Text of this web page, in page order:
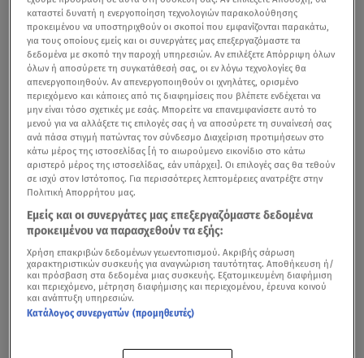
καταστεί δυνατή η ενεργοποίηση τεχνολογιών παρακολούθησης
προκειμένου να υποστηριχθούν οι σκοποί που εμφανίζονται παρακάτω,
για τους οποίους εμείς και οι συνεργάτες μας επεξεργαζόμαστε τα
δεδομένα με σκοπό την παροχή υπηρεσιών. Αν επιλέξετε Απόρριψη όλων
όλων ή αποσύρετε τη συγκατάθεσή σας, οι εν λόγω τεχνολογίες θα
απενεργοποιηθούν. Αν απενεργοποιηθούν οι ιχνηλάτες, ορισμένο
περιεχόμενο και κάποιες από τις διαφημίσεις που βλέπετε ενδέχεται να
μην είναι τόσο σχετικές με εσάς. Μπορείτε να επανεμφανίσετε αυτό το
μενού για να αλλάξετε τις επιλογές σας ή να αποσύρετε τη συναίνεσή σας
ανά πάσα στιγμή πατώντας τον σύνδεσμο Διαχείριση προτιμήσεων στο
κάτω μέρος της ιστοσελίδας [ή το αιωρούμενο εικονίδιο στο κάτω
αριστερό μέρος της ιστοσελίδας, εάν υπάρχει]. Οι επιλογές σας θα τεθούν
σε ισχύ στον Ιστότοπος. Για περισσότερες λεπτομέρειες ανατρέξτε στην
Πολιτική Απορρήτου μας.
Εμείς και οι συνεργάτες μας επεξεργαζόμαστε δεδομένα
προκειμένου να παρασχεθούν τα εξής:
Χρήση επακριβών δεδομένων γεωεντοπισμού. Ακριβής σάρωση
χαρακτηριστικών συσκευής για αναγνώριση ταυτότητας. Αποθήκευση ή/
και πρόσβαση στα δεδομένα μιας συσκευής. Εξατομικευμένη διαφήμιση
και περιεχόμενο, μέτρηση διαφήμισης και περιεχομένου, έρευνα κοινού
και ανάπτυξη υπηρεσιών.
Κατάλογος συνεργατών (προμηθευτές)